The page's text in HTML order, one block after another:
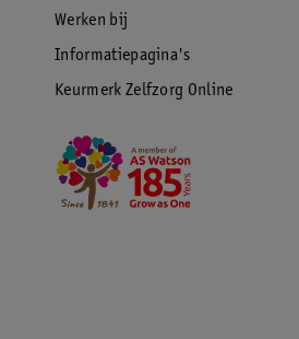
Werken bij
Informatiepagina's
Keurmerk Zelfzorg Online